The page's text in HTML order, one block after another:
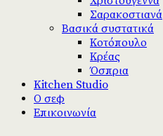
Σαρακοστιανά
Βασικά συστατικά
Κοτόπουλο
Κρέας
Όσπρια
Kitchen Studio
Ο σεφ
Επικοινωνία